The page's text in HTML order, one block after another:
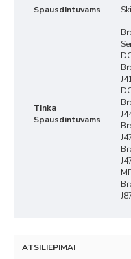
Spausdintuvams
Tinka
Spausdintuvams
ATSILIEPIMAI